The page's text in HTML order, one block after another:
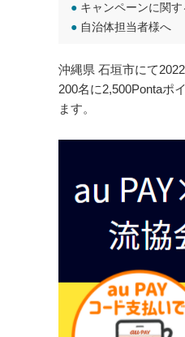
● キャンペーンに関
● 自治体担当者様へ
沖縄県 石垣市にて
200名に2,500Pontaポ
ます。